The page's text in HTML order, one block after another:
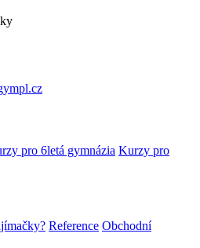
pro 6letá gymnázia Kurzy pro
Reference Obchodní